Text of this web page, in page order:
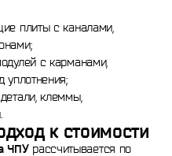
плиты с каналами,
с карманами,
уплотнения;
клеммы,
к стоимости
ЧПУрассчитывается по